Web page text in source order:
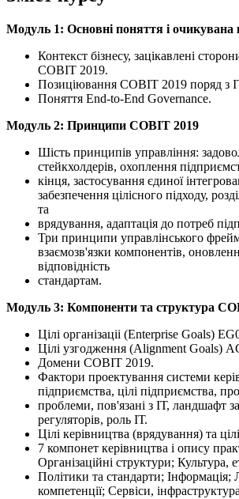
Модуль 1: Основні поняття і очикувана
Контекст бізнесу, зацікавлені
COBIT 2019.
Позиціювання COBIT 2019 поряд з
Поняття End-to-End Governance.
Модуль 2: Принципи COBIT 2019
Шість принципів управління:
стейкхолдерів, охоплення
кінця, застосування єдиної
забезпечення цілісного підходу,
та
врядування, адаптація до потреб
Три принципи управлінського
взаємозв'язки компонентів,
відповідність
стандартам.
Модуль 3: Компоненти та структура
Цілі організаціі (Enterprise Goals)
Цілі узгодження (Alignment Goals)
Домени COBIT 2019.
Фактори проектування системи
підприємства, цілі підприємства,
проблеми, пов'язані з ІТ, ландшафт
регуляторів, роль ІТ.
Цілі керівництва (врядування) та
7 компонет керівництва і опису
Організаційні структури; Культура,
Політики та стандарти;
компетенції; Сервіси,